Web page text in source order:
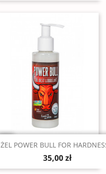
Szybki podgląd
ŻEL POWER BULL FOR
35,00 zł